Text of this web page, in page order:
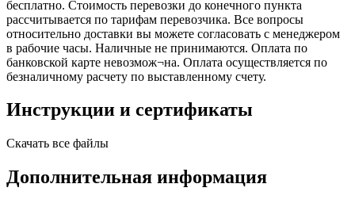
бесплатно. Стоимость перевозки до конечного пункта
рассчитывается по тарифам перевозчика. Все вопросы
относительно доставки вы можете согласовать с менеджером
в рабочие часы. Наличные не принимаются. Оплата по
банковской карте невозмож¬на. Оплата осуществляется по
безналичному расчету по выставленному счету.
Инструкции и сертификаты
Скачать все файлы
Дополнительная информация